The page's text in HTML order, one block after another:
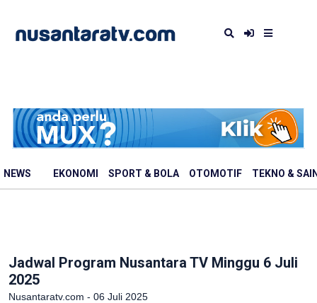
NEWS EKONOMI SPORT & BOLA OTOMOTIF TEKNO &
Jadwal Program Nusantara TV Minggu 6 Juli
2025
Nusantaratv.com - 06 Juli 2025